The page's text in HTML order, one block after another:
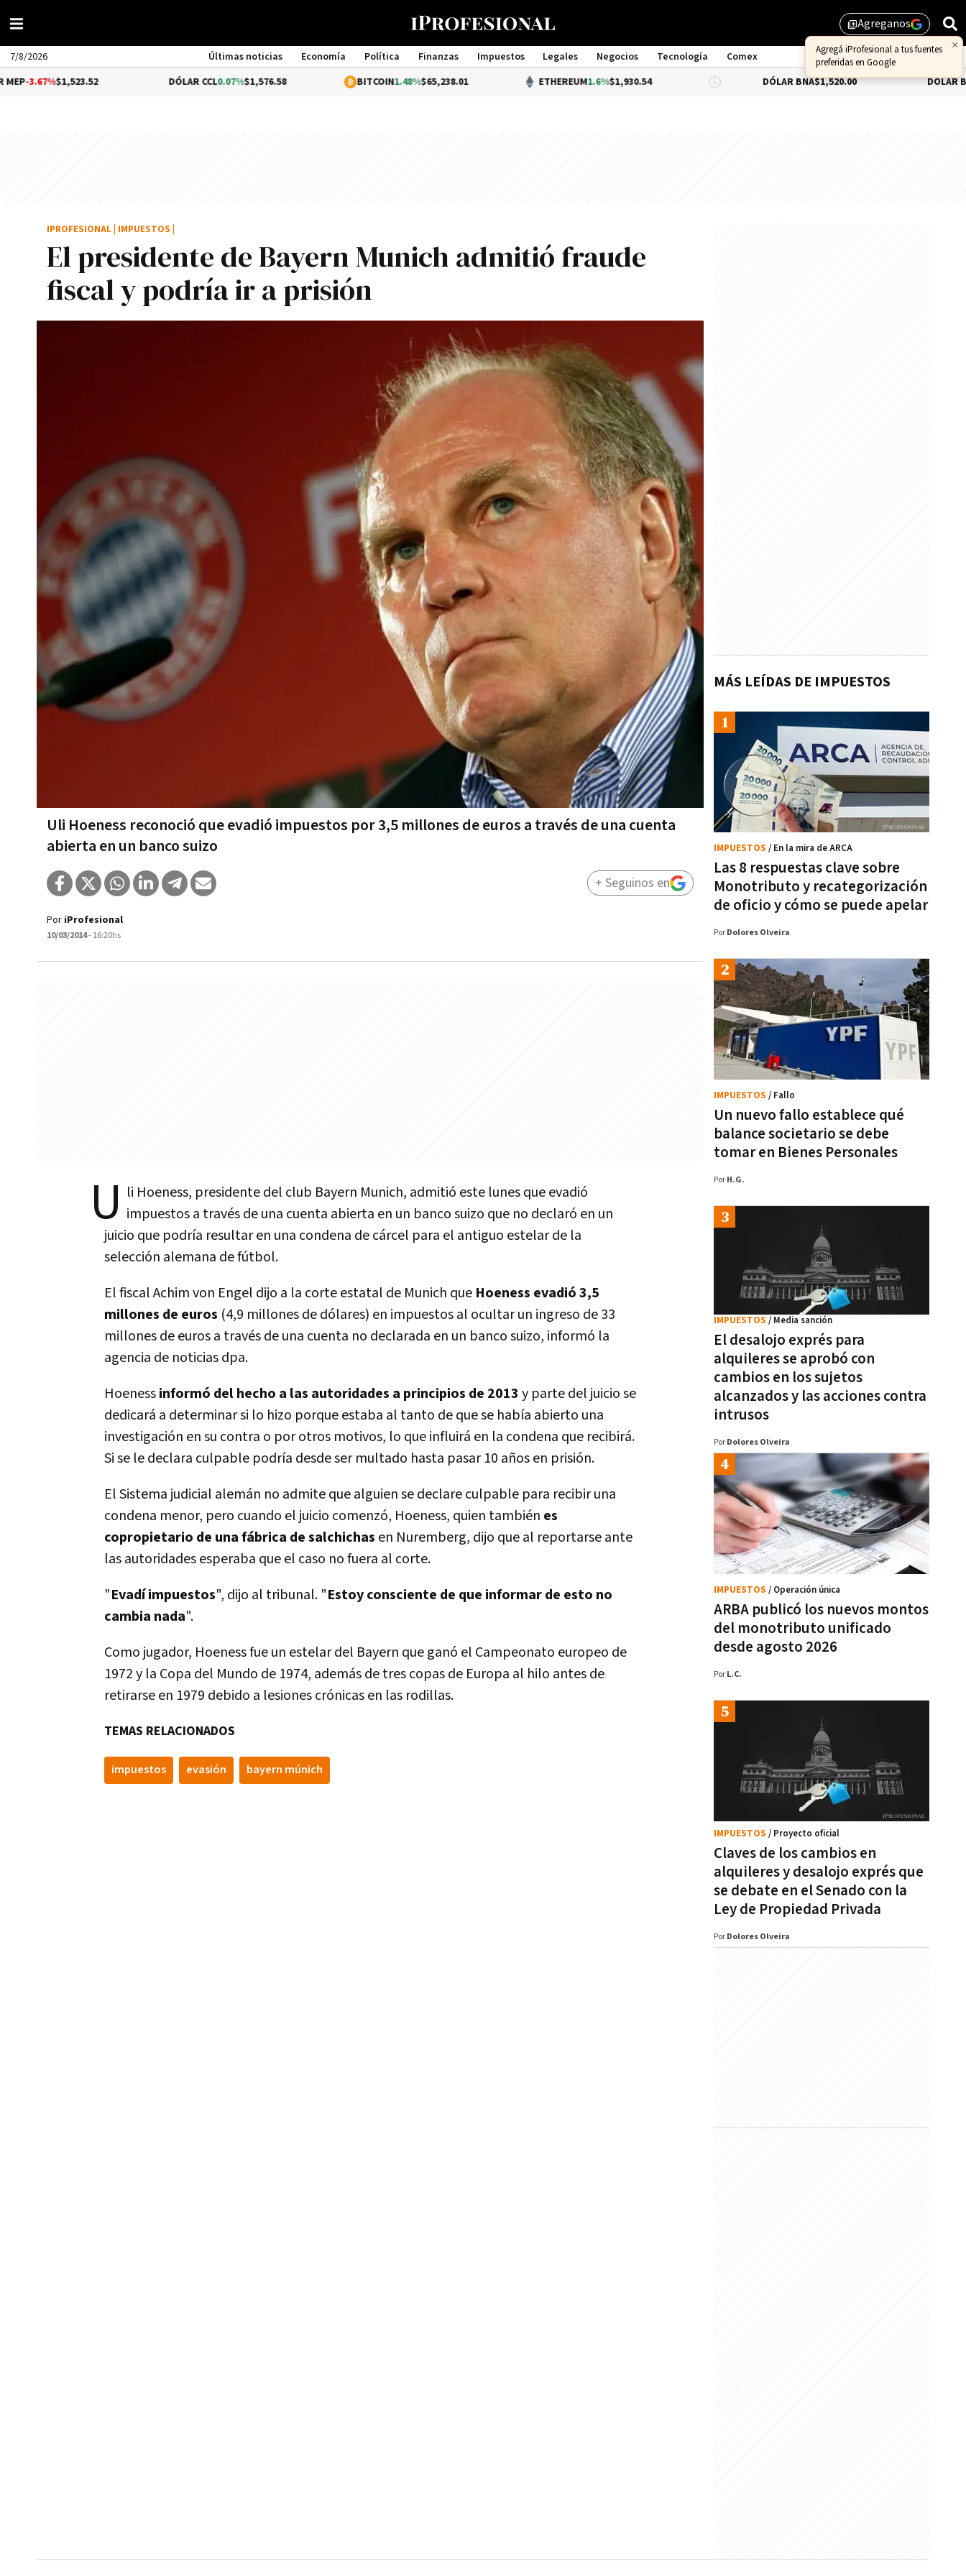
library_addAgreganos
×
Agregá iProfesional a tus fuentes
preferidas en Google
7/8/2026 Últimas noticias Economía Política Finanzas Impuestos Legales Negocios Tecnología
Comex
Management
$1,523.52 0.07%$1,576.58 BITCOIN1.48%$65,238.01 ETHEREUM 1.6%$1,930.54 DÓLAR BNA$1,520.00 DÓLAR BLUE
El presidente de Bayern Munich admitió fraude
fiscal y podrí­a ir a prisión
Uli Hoeness reconoció que evadió impuestos por 3,5 millones de euros a través de una cuenta
abierta en un banco suizo
IPROFESIONAL IMPUESTOS
Por iProfesional
10/03/2014- 16:20hs
+ Seguinos en
U li Hoeness, presidente del club Bayern Munich, admitió este lunes que evadió
impuestos a través de una cuenta abierta en un banco suizo que no declaró en un
juicio que podría resultar en una condena de cárcel para el antiguo estelar de la
selección alemana de fútbol.
El fiscal Achim von Engel dijo a la corte estatal de Munich que Hoeness evadió 3,5
millones de euros (4,9 millones de dólares) en impuestos al ocultar un ingreso de 33
millones de euros a través de una cuenta no declarada en un banco suizo, informó la
agencia de noticias dpa.
Hoenessinformó del hecho a las autoridades a principios de 2013 y parte del juicio se
dedicará a determinar si lo hizo porque estaba al tanto de que se había abierto una
investigación en su contra o por otros motivos, lo que influirá en la condena que recibirá.
Si se le declara culpable podría desde ser multado hasta pasar 10 años en prisión.
El Sistema judicial alemán no admite que alguien se declare culpable para recibir una
condena menor, pero cuando el juicio comenzó, Hoeness, quien también es
copropietario de una fábrica de salchichas en Nuremberg, dijo que al reportarse ante
las autoridades esperaba que el caso no fuera al corte.
"Evadí impuestos", dijo al tribunal. "Estoy consciente de que informar de esto no
cambia nada".
Como jugador, Hoeness fue un estelar del Bayern que ganó el Campeonato europeo de
1972 y la Copa del Mundo de 1974, además de tres copas de Europa al hilo antes de
retirarse en 1979 debido a lesiones crónicas en las rodillas.
TEMAS RELACIONADOS
impuestos evasión bayern múnich
MÁS LEÍDAS DE IMPUESTOS
Las 8 respuestas clave sobre
Monotributo y recategorización
de oficio y cómo se puede apelar
IMPUESTOS / En la mira de ARCA
Por Dolores Olveira
Un nuevo fallo establece qué
balance societario se debe
tomar en Bienes Personales
IMPUESTOS / Fallo
Por H.G.
El desalojo exprés para
alquileres se aprobó con
cambios en los sujetos
alcanzados y las acciones contra
intrusos
IMPUESTOS / Media sanción
Por Dolores Olveira
ARBA publicó los nuevos montos
del monotributo unificado
desde agosto 2026
IMPUESTOS / Operación única
Por L.C.
Claves de los cambios en
alquileres y desalojo exprés que
se debate en el Senado con la
Ley de Propiedad Privada
IMPUESTOS / Proyecto oficial
Por Dolores Olveira